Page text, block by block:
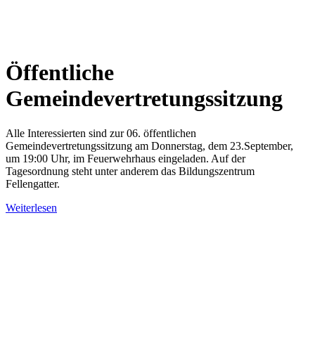
Öffentliche
Gemeindevertretungssitzung
Alle Interessierten sind zur 06. öffentlichen
Gemeindevertretungssitzung am Donnerstag, dem 23.September,
um 19:00 Uhr, im Feuerwehrhaus eingeladen. Auf der
Tagesordnung steht unter anderem das Bildungszentrum
Fellengatter.
Weiterlesen